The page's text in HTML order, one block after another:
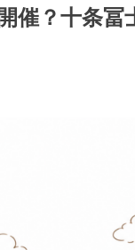
催？十条